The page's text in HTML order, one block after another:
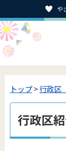
や
トップ>行政区
行政区紹